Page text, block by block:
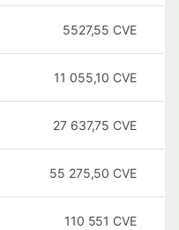
5527,55 CVE
11 055,10 CVE
27 637,75 CVE
55 275,50 CVE
110 551 CVE